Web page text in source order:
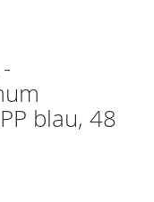
blau, 48